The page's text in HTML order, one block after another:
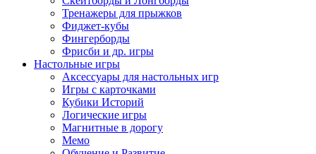
Тренажеры для прыжков
Фиджет-кубы
Фингерборды
Фрисби и др. игры
Настольные игры
Аксессуары для настольных игр
Игры с карточками
Кубики Историй
Логические игры
Магнитные в дорогу
Мемо